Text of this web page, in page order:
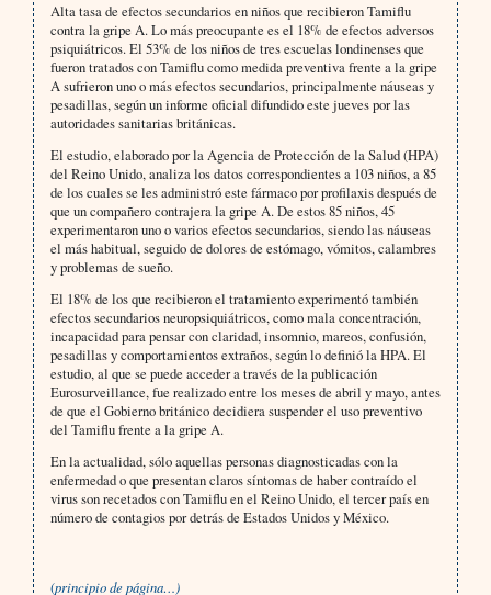
Alta tasa de efectos secundarios en niños que recibieron Tamiflu
contra la gripe A. Lo más preocupante es el 18% de efectos adversos
psiquiátricos. El 53% de los niños de tres escuelas londinenses que
fueron tratados con Tamiflu como medida preventiva frente a la gripe
A sufrieron uno o más efectos secundarios, principalmente náuseas y
pesadillas, según un informe oficial difundido este jueves por las
autoridades sanitarias británicas.
El estudio, elaborado por la Agencia de Protección de la Salud (HPA)
del Reino Unido, analiza los datos correspondientes a 103 niños, a 85
de los cuales se les administró este fármaco por profilaxis después de
que un compañero contrajera la gripe A. De estos 85 niños, 45
experimentaron uno o varios efectos secundarios, siendo las náuseas
el más habitual, seguido de dolores de estómago, vómitos, calambres
y problemas de sueño.
El 18% de los que recibieron el tratamiento experimentó también
efectos secundarios neuropsiquiátricos, como mala concentración,
incapacidad para pensar con claridad, insomnio, mareos, confusión,
pesadillas y comportamientos extraños, según lo definió la HPA. El
estudio, al que se puede acceder a través de la publicación
Eurosurveillance, fue realizado entre los meses de abril y mayo, antes
de que el Gobierno británico decidiera suspender el uso preventivo
del Tamiflu frente a la gripe A.
En la actualidad, sólo aquellas personas diagnosticadas con la
enfermedad o que presentan claros síntomas de haber contraído el
virus son recetados con Tamiflu en el Reino Unido, el tercer país en
número de contagios por detrás de Estados Unidos y México.
(principio de página…)